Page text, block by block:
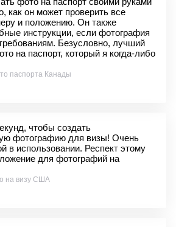
как он может проверить все
и положению. Он также
инструкции, если фотография
Безусловно, лучший
на паспорт, который я когда-либо
паспорта Канады
чтобы создать
фотографию для визы! Очень
в использовании. Респект этому
для фотографий на
на визу США